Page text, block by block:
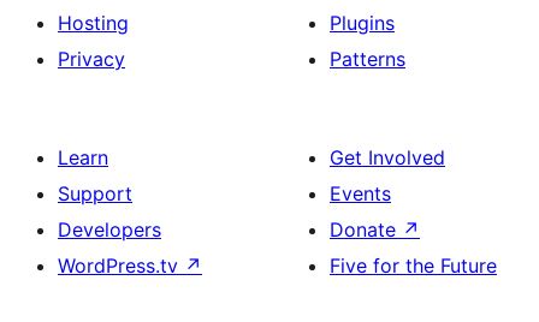
Hosting
Privacy
Plugins
Patterns
Learn
Support
Developers
WordPress.tv ↗
Get Involved
Events
Donate ↗
Five for the Future